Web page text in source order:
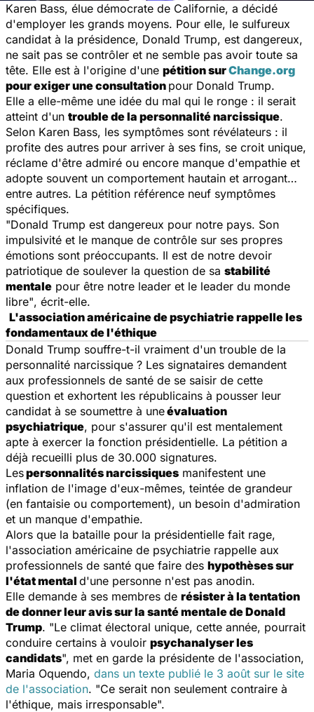
Karen Bass, élue démocrate de Californie, a décidé
d'employer les grands moyens. Pour elle, le sulfureux
candidat à la présidence, Donald Trump, est dangereux,
ne sait pas se contrôler et ne semble pas avoir toute sa
tête. Elle est à l'origine d'une pétition surChange.org
pour exiger une consultation pour Donald Trump.
Elle a elle-même une idée du mal qui le ronge : il serait
atteint d'un trouble de la personnalité narcissique.
Selon Karen Bass, les symptômes sont révélateurs : il
profite des autres pour arriver à ses fins, se croit unique,
réclame d'être admiré ou encore manque d'empathie et
adopte souvent un comportement hautain et arrogant…
entre autres. La pétition référence neuf symptômes
spécifiques.
"Donald Trump est dangereux pour notre pays. Son
impulsivité et le manque de contrôle sur ses propres
émotions sont préoccupants. Il est de notre devoir
patriotique de soulever la question de sa stabilité
mentale pour être notre leader et le leader du monde
libre", écrit-elle.
L'association américaine de psychiatrie rappelle les
fondamentaux de l'éthique
Donald Trump souffre-t-il vraiment d'un trouble de la
personnalité narcissique ? Les signataires demandent
aux professionnels de santé de se saisir de cette
question et exhortent les républicains à pousser leur
candidat à se soumettre à uneévaluation
psychiatrique, pour s'assurer qu'il est mentalement
apte à exercer la fonction présidentielle. La pétition a
déjà recueilli plus de 30.000 signatures.
Lespersonnalités narcissiques manifestent une
inflation de l'image d'eux-mêmes, teintée de grandeur
(en fantaisie ou comportement), un besoin d'admiration
et un manque d'empathie.
Alors que la bataille pour la présidentielle fait rage,
l'association américaine de psychiatrie rappelle aux
professionnels de santé que faire des hypothèses sur
l'état mental d'une personne n'est pas anodin.
Elle demande à ses membres de résister à la tentation
de donner leur avis sur la santé mentale de Donald
Trump. "Le climat électoral unique, cette année, pourrait
conduire certains à vouloir psychanalyser les
candidats", met en garde la présidente de l'association,
Maria Oquendo, dans un texte publié le 3 août sur le site
de l'association. "Ce serait non seulement contraire à
l'éthique, mais irresponsable".